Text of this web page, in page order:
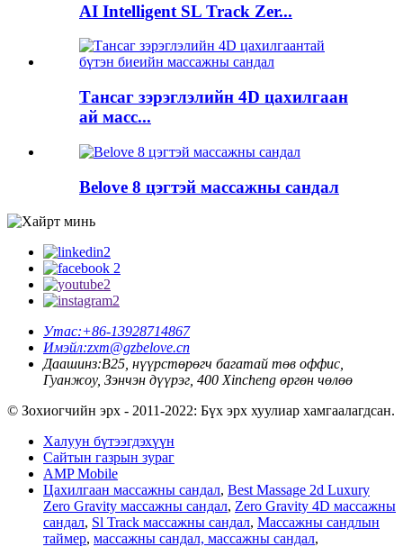
AI Intelligent SL Track Zer...
Тансаг зэрэглэлийн 4D цахилгаан
ай масс...
Belove 8 цэгтэй массажны сандал
Утас:+86-13928714867
Имэйл:zxm@gzbelove.cn
Даашинз:В25, нүүрстөрөгч багатай төв оффис,
Гуанжоу, Зэнчэн дүүрэг, 400 Xincheng өргөн чөлөө
© Зохиогчийн эрх - 2011-2022: Бүх эрх хуулиар хамгаалагдсан.
Халуун бүтээгдэхүүн
Сайтын газрын зураг
AMP Mobile
Цахилгаан массажны сандал, Best Massage 2d Luxury
Zero Gravity массажны сандал, Zero Gravity 4D массажны
сандал, Sl Track массажны сандал, Массажны сандлын
таймер, массажны сандал, массажны сандал,